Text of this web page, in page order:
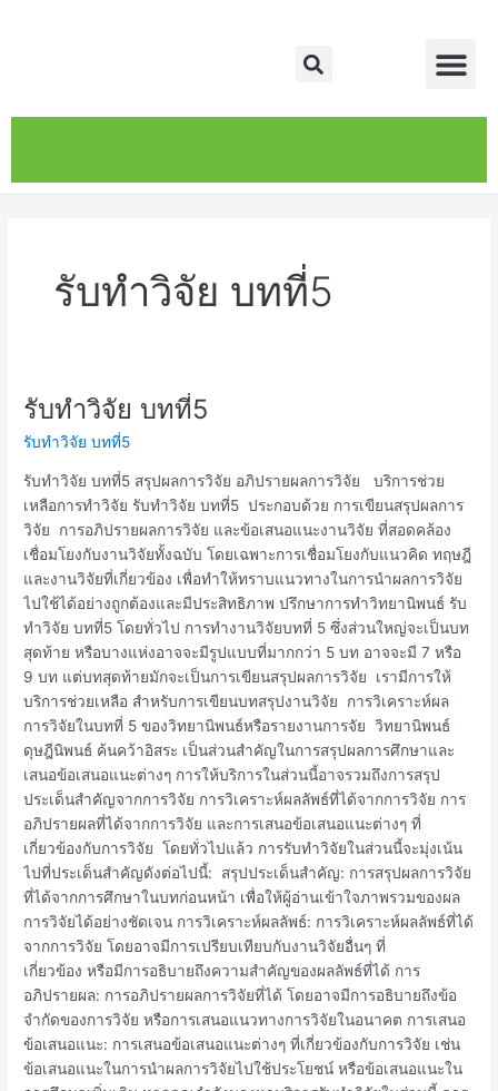
Search
รับทำวิจัย บทที่5
รับทำวิจัย บทที่5
รับทำวิจัย บทที่5
รับทำวิจัย บทที่5 สรุปผลการวิจัย อภิปรายผลการวิจัย บริการช่วย
เหลือการทำวิจัย รับทำวิจัย บทที่5 ประกอบด้วย การเขียนสรุปผลการ
วิจัย การอภิปรายผลการวิจัย และข้อเสนอแนะงานวิจัย ที่สอดคล้อง
เชื่อมโยงกับงานวิจัยทั้งฉบับ โดยเฉพาะการเชื่อมโยงกับแนวคิด ทฤษฎี
และงานวิจัยที่เกี่ยวข้อง เพื่อทำให้ทราบแนวทางในการนำผลการวิจัย
ไปใช้ได้อย่างถูกต้องและมีประสิทธิภาพ ปรึกษาการทำวิทยานิพนธ์ รับ
ทำวิจัย บทที่5 โดยทั่วไป การทำงานวิจัยบทที่ 5 ซึ่งส่วนใหญ่จะเป็นบท
สุดท้าย หรือบางแห่งอาจจะมีรูปแบบที่มากกว่า 5 บท อาจจะมี 7 หรือ
9 บท แต่บทสุดท้ายมักจะเป็นการเขียนสรุปผลการวิจัย เรามีการให้
บริการช่วยเหลือ สำหรับการเขียนบทสรุปงานวิจัย การวิเคราะห์ผล
การวิจัยในบทที่ 5 ของวิทยานิพนธ์หรือรายงานการจัย วิทยานิพนธ์
ดุษฎีนิพนธ์ ค้นคว้าอิสระ เป็นส่วนสำคัญในการสรุปผลการศึกษาและ
เสนอข้อเสนอแนะต่างๆ การให้บริการในส่วนนี้อาจรวมถึงการสรุป
ประเด็นสำคัญจากการวิจัย การวิเคราะห์ผลลัพธ์ที่ได้จากการวิจัย การ
อภิปรายผลที่ได้จากการวิจัย และการเสนอข้อเสนอแนะต่างๆ ที่
เกี่ยวข้องกับการวิจัย โดยทั่วไปแล้ว การรับทำวิจัยในส่วนนี้จะมุ่งเน้น
ไปที่ประเด็นสำคัญดังต่อไปนี้: สรุปประเด็นสำคัญ: การสรุปผลการวิจัย
ที่ได้จากการศึกษาในบทก่อนหน้า เพื่อให้ผู้อ่านเข้าใจภาพรวมของผล
การวิจัยได้อย่างชัดเจน การวิเคราะห์ผลลัพธ์: การวิเคราะห์ผลลัพธ์ที่ได้
จากการวิจัย โดยอาจมีการเปรียบเทียบกับงานวิจัยอื่นๆ ที่
เกี่ยวข้อง หรือมีการอธิบายถึงความสำคัญของผลลัพธ์ที่ได้ การ
อภิปรายผล: การอภิปรายผลการวิจัยที่ได้ โดยอาจมีการอธิบายถึงข้อ
จำกัดของการวิจัย หรือการเสนอแนวทางการวิจัยในอนาคต การเสนอ
ข้อเสนอแนะ: การเสนอข้อเสนอแนะต่างๆ ที่เกี่ยวข้องกับการวิจัย เช่น
ข้อเสนอแนะในการนำผลการวิจัยไปใช้ประโยชน์ หรือข้อเสนอแนะใน
รับ
วิจัย
บท
ที่5